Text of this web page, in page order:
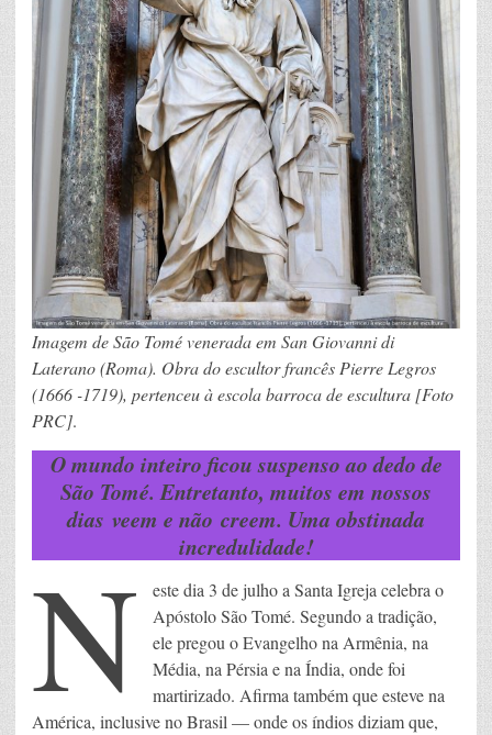
Imagem de São Tomé venerada em San Giovanni di
Laterano (Roma). Obra do escultor francês Pierre Legros
(1666 -1719), pertenceu à escola barroca de escultura [Foto
PRC].
O mundo inteiro ficou suspenso ao dedo de
São Tomé. Entretanto, muitos em nossos
dias veem e não creem. Uma obstinada
incredulidade!
N
este dia 3 de julho a Santa Igreja celebra o
Apóstolo São Tomé. Segundo a tradição,
ele pregou o Evangelho na Armênia, na
Média, na Pérsia e na Índia, onde foi
martirizado. Afirma também que esteve na
América, inclusive no Brasil — onde os índios diziam que,